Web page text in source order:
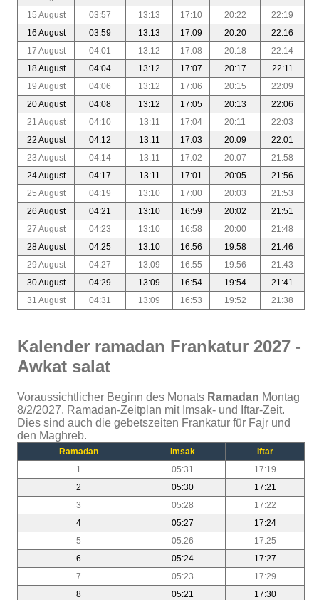
15 August
03:57 13:13 17:10 20:22
22:19
16 August
03:59 13:13 17:09 20:20
22:16
17 August
04:01 13:12 17:08 20:18
22:14
18 August
04:04 13:12 17:07 20:17
22:11
19 August
04:06 13:12 17:06 20:15
22:09
20 August
04:08 13:12 17:05 20:13
22:06
21 August
04:10 13:11 17:04 20:11
22:03
22 August
04:12 13:11 17:03 20:09
22:01
23 August
04:14 13:11 17:02 20:07
21:58
24 August
04:17 13:11 17:01 20:05
21:56
25 August
04:19 13:10 17:00 20:03
21:53
26 August
04:21 13:10 16:59 20:02
21:51
27 August
04:23 13:10 16:58 20:00
21:48
28 August
04:25 13:10 16:56 19:58
21:46
29 August
04:27 13:09 16:55 19:56
21:43
30 August
04:29 13:09 16:54 19:54
21:41
31 August
04:31 13:09 16:53 19:52 21:38
Kalender ramadan Frankatur 2027 -
Awkat salat
Voraussichtlicher Beginn des Monats Ramadan Montag
8/2/2027. Ramadan-Zeitplan mit Imsak- und Iftar-Zeit.
Dies sind auch die gebetszeiten Frankatur für Fajr und
den Maghreb.
Ramadan Imsak
Iftar
1
05:31
17:19
2
05:30
17:21
3
05:28
17:22
4
05:27
17:24
5
05:26
17:25
6
05:24
17:27
7
05:23
17:29
8
05:21
17:30